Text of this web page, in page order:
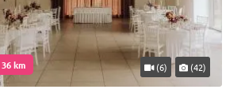
km (6) (42)